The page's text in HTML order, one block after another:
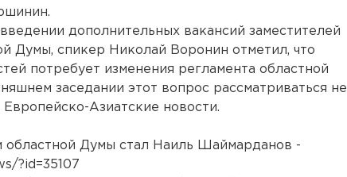
дополнительных вакансий заместителей
Думы, спикер Николай Воронин отметил, что
потребует изменения регламента областной
заседании этот вопрос рассматриваться не
Азиатские новости.
областной Думы стал Наиль Шаймарданов -
?id=35107